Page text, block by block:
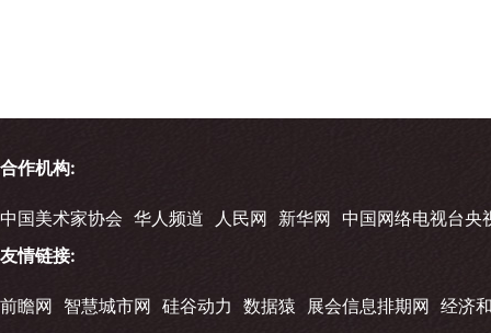
合作机构:
中国美术家协会 华人频道 人民网 新华网 中国网络电视台央
友情链接:
前瞻网 智慧城市网 硅谷动力 数据猿 展会信息排期网 经济